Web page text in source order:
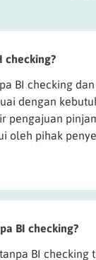
checking?
BI checking dan
dengan
pengajuan
oleh pihak
BI checking?
BI checking